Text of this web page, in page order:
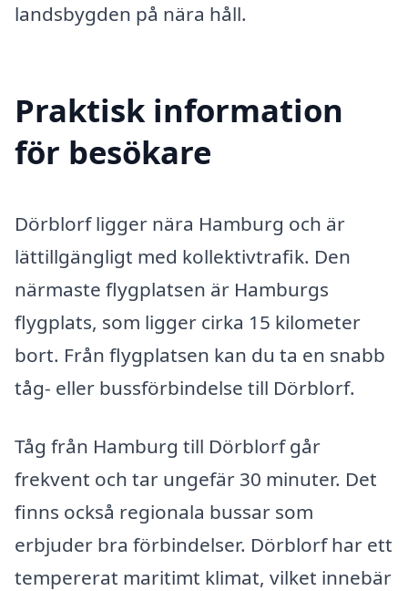
landsbygden på nära håll.
Praktisk information
för besökare
Dörblorf ligger nära Hamburg och är
lättillgängligt med kollektivtrafik. Den
närmaste flygplatsen är Hamburgs
flygplats, som ligger cirka 15 kilometer
bort. Från flygplatsen kan du ta en snabb
tåg- eller bussförbindelse till Dörblorf.
Tåg från Hamburg till Dörblorf går
frekvent och tar ungefär 30 minuter. Det
finns också regionala bussar som
erbjuder bra förbindelser. Dörblorf har ett
tempererat maritimt klimat, vilket innebär